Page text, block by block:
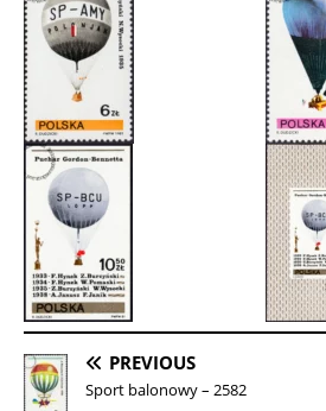
PREVIOUS
Sport balonowy – 2582